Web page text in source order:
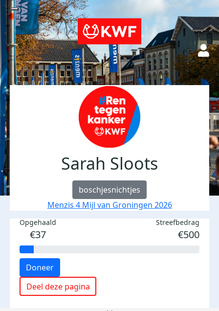
Sarah Sloots
boschjesnichtjes
Menzis 4 Mijl van Groningen 2026
Opgehaald
€37
Streefbedrag
€500
Doneer
Deel deze pagina